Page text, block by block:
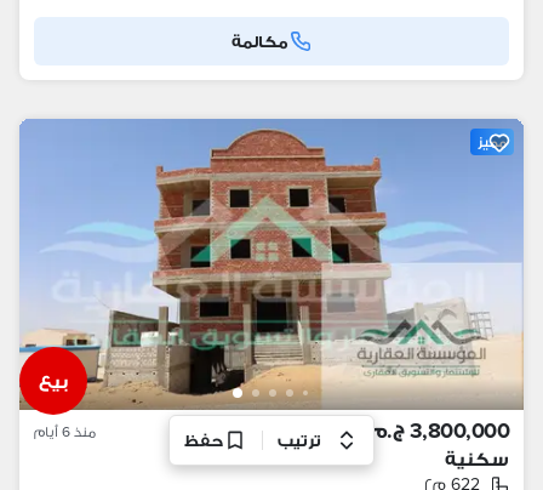
مكالمة
مميز
3,800,000 ج.م منذ 6 أيام
سكنية
622 م٢
بيع
ترتيب حفظ